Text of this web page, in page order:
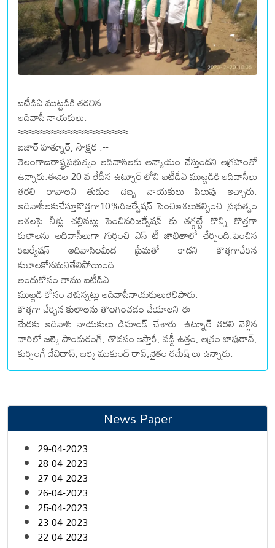
ఐటీడిఏ ముట్టడికి తరలిన
ఆదివాసీ నాయకులు.
≈≈≈≈≈≈≈≈≈≈≈≈≈≈≈≈≈≈≈≈
బజార్ హత్నూర్, సాక్షర :--
తెలంగాణరాష్ట్రప్రభుత్వం ఆదివాసిలకు అన్యాయం చేస్తుందని ఆగ్రహంతో
ఉన్నారు.ఈనెల 20 వ తేదీన ఉట్నూర్ లోని ఐటీడీఏ ముట్టడికి ఆదివాసీలు
తరలి రావాలని తుడుం దెబ్బ నాయకులు పిలుపు ఇచ్చారు.
ఆదివాసీలకుచేస్తూకొత్తగా10%రిజర్వేషన్ పెంచిఆశలుకల్పించి ప్రభుత్వం
ఆశలపై నీళ్లు చల్లినట్లు పెంచినరిజర్వేషన్ కు తగ్గట్టే కొన్ని కొత్తగా
కులాలను ఆదివాసీలుగా గుర్తించి ఎస్ టీ జాభితాలో చేర్చింది.పెంచిన
రిజర్వేషన్ ఆదివాసిలమీద ప్రేమతో కాదని కొత్తగాచేరిన
కులాలకోసమనితేలిపోయింది.
అందుకోసం తాము ఐటీడిఏ
ముట్టడి కోసం వెళ్తున్నట్లు ఆదివాసీనాయకులుతెలిపారు.
కొత్తగా చేర్చిన కులాలను తొలగించడం చేయాలని ఈ
మేరకు ఆదివాసి నాయకులు డిమాండ్ చేశారు. ఉట్నూర్ తరలి వెళ్లిన
వారిలో జల్కె పాండురంగ్, తొడసం ఇస్తారీ, వడ్డీ ఉత్తం, ఆత్రం బాపురావ్,
కుర్సింగే దేవిదాస్, జల్కె ముకుంద్ రావ్,నైతం రమేష్ లు ఉన్నారు.
News Paper
29-04-2023
28-04-2023
27-04-2023
26-04-2023
25-04-2023
23-04-2023
22-04-2023